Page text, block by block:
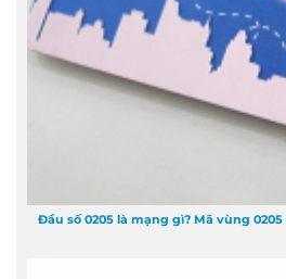
Đầu số 0205 là mạng gì? Mã vùng